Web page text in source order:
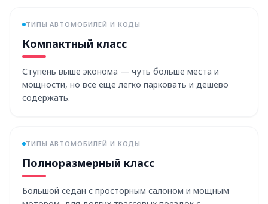
ТИПЫ АВТОМОБИЛЕЙ И КОДЫ
Компактный класс
Ступень выше эконома — чуть больше места и
мощности, но всё ещё легко парковать и дёшево
содержать.
ТИПЫ АВТОМОБИЛЕЙ И КОДЫ
Полноразмерный класс
Большой седан с просторным салоном и мощным